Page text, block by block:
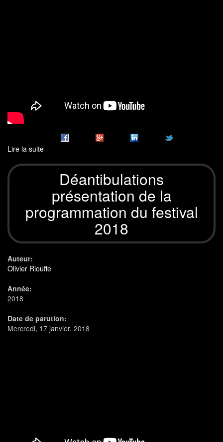
Lire la suite
2019Déantibulations
présentation de la
programmation du festival
2018
Auteur:
Olivier Riouffe
Année:
2018
Date de parution:
Mercredi, 17 janvier, 2018